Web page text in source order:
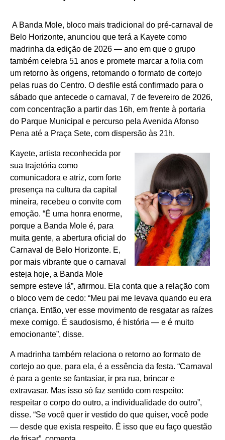
A Banda Mole, bloco mais tradicional do pré-carnaval de
Belo Horizonte, anunciou que terá a Kayete como
madrinha da edição de 2026 — ano em que o grupo
também celebra 51 anos e promete marcar a folia com
um retorno às origens, retomando o formato de cortejo
pelas ruas do Centro. O desfile está confirmado para o
sábado que antecede o carnaval, 7 de fevereiro de 2026,
com concentração a partir das 16h, em frente à portaria
do Parque Municipal e percurso pela Avenida Afonso
Pena até a Praça Sete, com dispersão às 21h.
Kayete, artista reconhecida por
sua trajetória como
comunicadora e atriz, com forte
presença na cultura da capital
mineira, recebeu o convite com
emoção. “É uma honra enorme,
porque a Banda Mole é, para
muita gente, a abertura oficial do
Carnaval de Belo Horizonte. E,
por mais vibrante que o carnaval
esteja hoje, a Banda Mole
sempre esteve lá”, afirmou. Ela conta que a relação com
o bloco vem de cedo: “Meu pai me levava quando eu era
criança. Então, ver esse movimento de resgatar as raízes
mexe comigo. É saudosismo, é história — e é muito
emocionante”, disse.
A madrinha também relaciona o retorno ao formato de
cortejo ao que, para ela, é a essência da festa. “Carnaval
é para a gente se fantasiar, ir pra rua, brincar e
extravasar. Mas isso só faz sentido com respeito:
respeitar o corpo do outro, a individualidade do outro”,
disse. “Se você quer ir vestido do que quiser, você pode
— desde que exista respeito. É isso que eu faço questão